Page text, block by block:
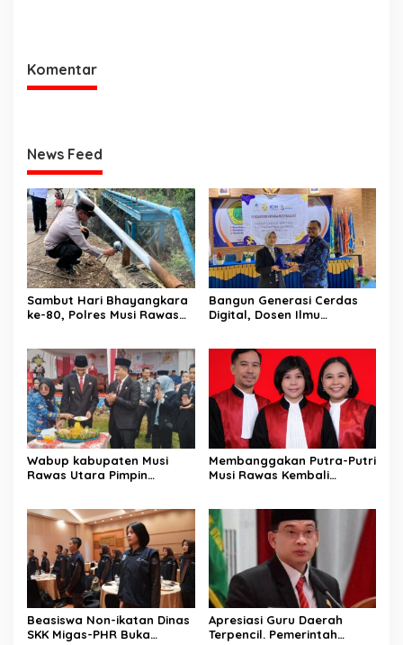
Komentar
News Feed
Sambut Hari Bhayangkara
ke-80, Polres Musi Rawas
Jayaloka
Bangun Generasi Cerdas
Digital, Dosen Ilmu
Sosialisasikan Bahaya
Disinformasi AI dan Hate
Speech di SMK Ikhlas
Jawilan
Wabup kabupaten Musi
Rawas Utara Pimpin
Berkualitas dan berakhlak
Membanggakan Putra-Putri
Musi Rawas Kembali
Perdata
Beasiswa Non-ikatan Dinas
SKK Migas-PHR Buka
Apresiasi Guru Daerah
Terpencil. Pemerintah